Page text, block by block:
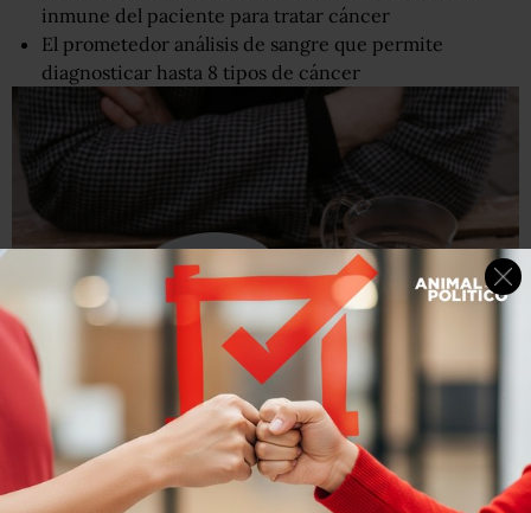
inmune del paciente para tratar cáncer
El prometedor análisis de sangre que permite
diagnosticar hasta 8 tipos de cáncer
BBC
Lo mejor es esperar a que se enfríe el té un poco antes de
beberlo. (Foto: Roman Drits)